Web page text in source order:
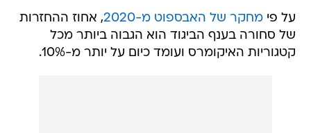
על פימחקר של האבספוט מ-2020
, אחוז ההחזרות
של סחורה בענף הביגוד הוא הגבוה ביותר מכל
קטגוריות האיקומרס ועומד כיום על יותר מ-10%.